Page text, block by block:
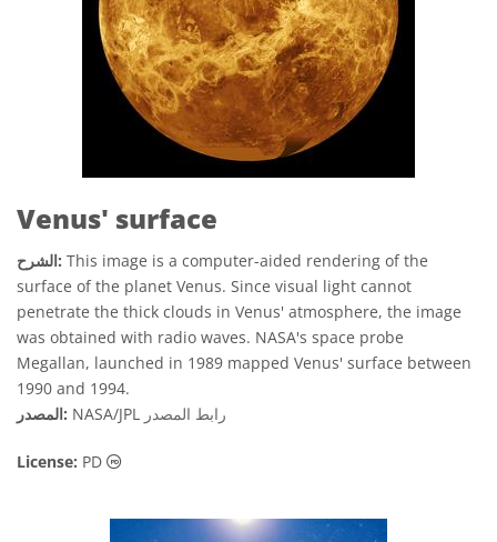
Venus' surface
الشرح: This image is a computer-aided rendering of the
surface of the planet Venus. Since visual light cannot
penetrate the thick clouds in Venus' atmosphere, the image
was obtained with radio waves. NASA's space probe
Megallan, launched in 1989 mapped Venus' surface between
1990 and 1994.
المصدر: NASA/JPL رابط المصدر
License: PD الملكية العامة أيقونات